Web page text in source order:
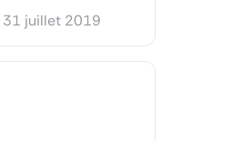
31 juillet 2019